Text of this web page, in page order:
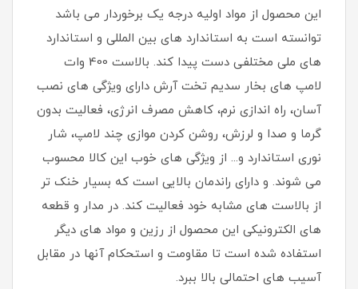
این محصول از مواد اولیه درجه یک برخوردار می باشد
توانسته است به استاندارد های بین المللی و استاندارد
های ملی مختلفی دست پیدا کند. بالاست 400 وات
لامپ های بخار سدیم تخت آرش دارای ویژگی های نصب
آسان، راه اندازی نرم، کاهش مصرف انرژی، فعالیت بدون
گرما و صدا و لرزش، روشن کردن موازی چند لامپ، شار
نوری استاندارد و... از ویژگی های خوب این کالا محسوب
می شوند. و دارای راندمان بالایی است که بسیار خنک تر
از بالاست های مشابه خود فعالیت کند. در مدار و قطعه
های الکترونیکی این محصول از رزین و مواد های دیگر
استفاده شده است تا مقاومت و استحکام آنها در مقابل
آسیب های احتمالی بالا ببرد.